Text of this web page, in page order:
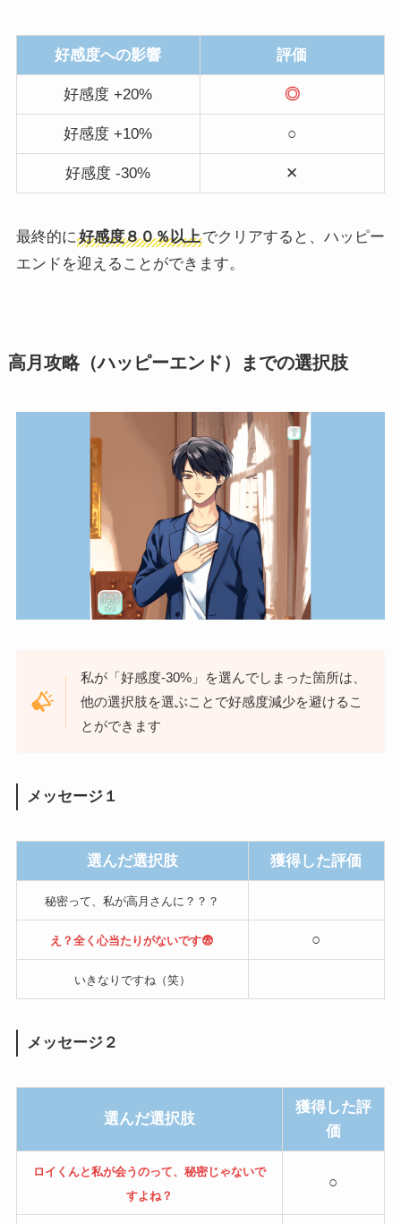
好感度への影響 評価
好感度 +20% ◎
好感度 +10% ○
好感度 -30% ✕
最終的に 好感度８０％以上でクリアすると、ハッピー
エンドを迎えることができます。
高月攻略（ハッピーエンド）までの選択肢
私が「好感度-30%」を選んでしまった箇所は、
他の選択肢を選ぶことで好感度減少を避けるこ
とができます
メッセージ１
選んだ選択肢 獲得した評価
秘密って、私が高月さんに？？？
え？全く心当たりがないです😨 ○
いきなりですね（笑）
メッセージ２
選んだ選択肢
獲得した評
価
ロイくんと私が会うのって、秘密じゃないで
すよね？
○